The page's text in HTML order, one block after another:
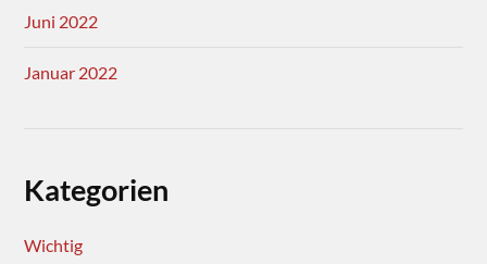
Juni 2022
Januar 2022
Kategorien
Wichtig